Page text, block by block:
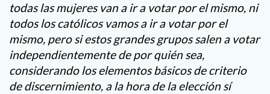
todas las mujeres van a ir a votar por el mismo, ni
todos los católicos vamos a ir a votar por el
mismo, pero si estos grandes grupos salen a votar
independientemente de por quién sea,
considerando los elementos básicos de criterio
de discernimiento, a la hora de la elección sí